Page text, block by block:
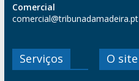
Comercial
comercial@tribunadamadeira.pt
Serviços O site